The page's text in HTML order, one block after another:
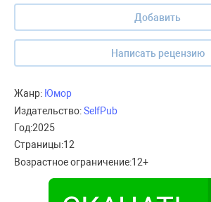
Добавить
Написать рецензию
Жанр: Юмор
Издательство:SelfPub
Год:2025
Страницы:12
Возрастное ограничение:12+